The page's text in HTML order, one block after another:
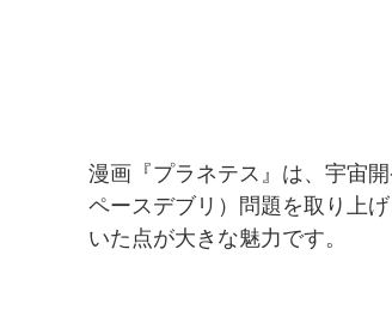
漫画『プラネテス』は、宇宙
ペースデブリ）問題を取り上
いた点が大きな魅力です。